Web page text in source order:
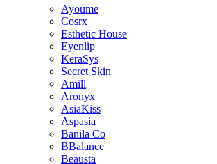
Ayoume
Cosrx
Esthetic House
Eyenlip
KeraSys
Secret Skin
Amill
Aronyx
AsiaKiss
Aspasia
Banila Co
BBalance
Beausta